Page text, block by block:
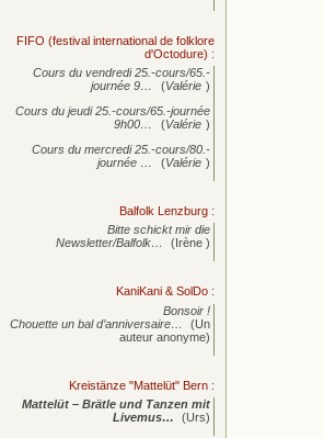
FIFO (festival international de folklore
d'Octodure) :
Cours du vendredi 25.-cours/65.-
journée 9… (Valérie )
Cours du jeudi 25.-cours/65.-journée
9h00…
(Valérie )
Cours du mercredi 25.-cours/80.-
journée … (Valérie )
Balfolk Lenzburg :
Bitte schickt mir die
Newsletter/Balfolk…
(Irène )
KaniKani & SolDo :
Bonsoir !
Chouette un bal d’anniversaire…
(Un
auteur anonyme)
Kreistänze "Mattelüt" Bern :
Mattelüt – Brätle und Tanzen mit
Livemus…
(Urs)